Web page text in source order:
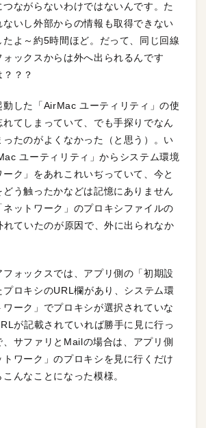
つながらないわけではないんです。た
ないし外部からの情報も取得できない
たよ～約5時間ほど。だって、同じ回線
ォックスからは外へ出られるんです
？？
動した「AirMac ユーティリティ」の使
れてしまっていて、でも手探りでなん
ったのがよくなかった（と思う）。い
ユーティリティ」からシステム環境
ク」をあれこれいぢっていて、今と
どう触ったかなどは記憶にありません
ネットワーク」のプロキシファイルの
ていたのが原因で、外に出られなか
フォックスでは、アプリ側の「初期設
プロキシのURL欄があり、システム環
ーク」でプロキシが選択されていな
が記載されていれば勝手に見に行っ
、サファリとMailの場合は、アプリ側
トワーク」のプロキシを見に行くだけ
んなことになった模様。